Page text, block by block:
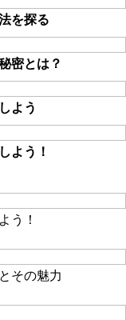
を探る
密とは？
よう
よう！
う！
その魅力